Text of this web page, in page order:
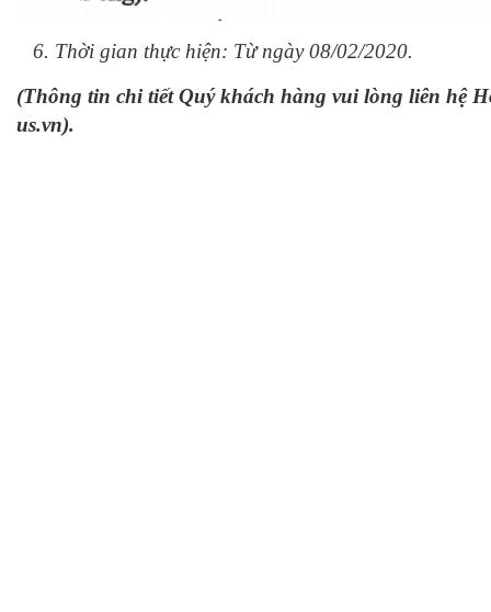
6. Thời gian thực hiện: Từ ngày 08/02/2020.
(Thông tin chi tiết Quý khách hàng vui lòng liên hệ
us.vn).